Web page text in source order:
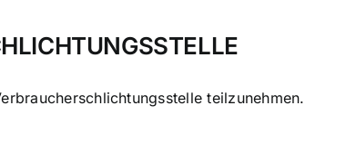
teilzunehmen.